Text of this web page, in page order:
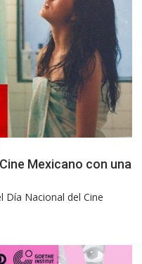
Mexicano con una
Día Nacional del Cine